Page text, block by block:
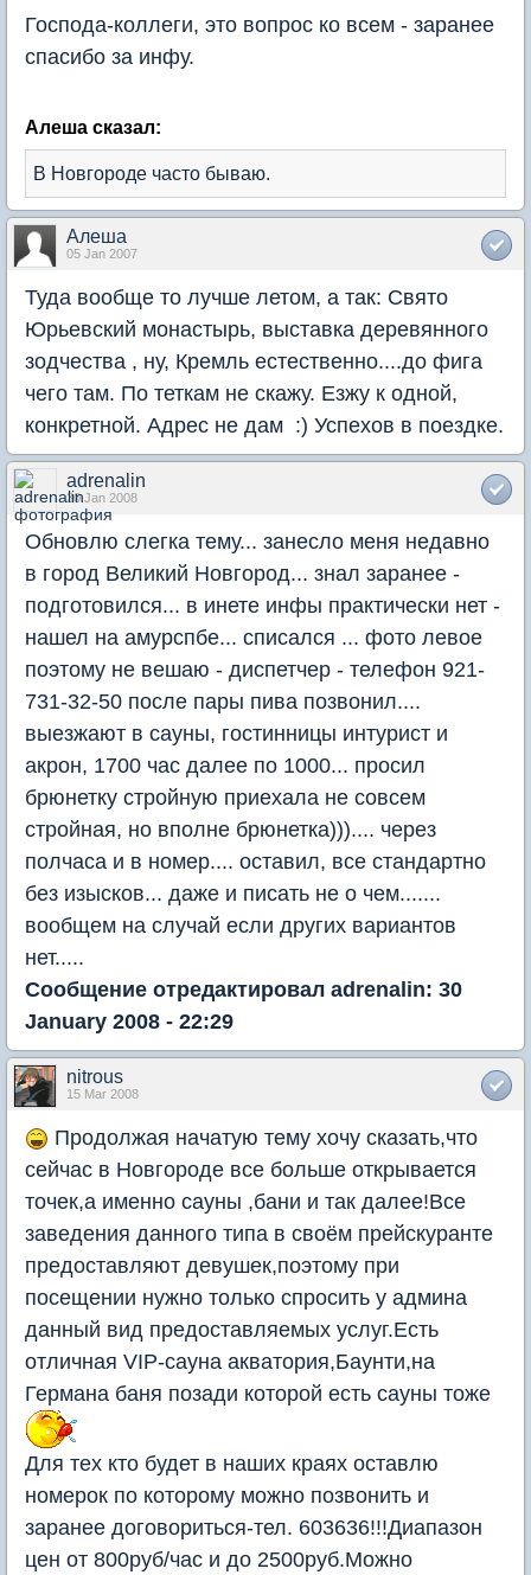
Господа-коллеги, это вопрос ко всем - заранее
спасибо за инфу.
Алеша сказал:
В Новгороде часто бываю.
Алеша
05 Jan 2007
Туда вообще то лучше летом, а так: Свято
Юрьевский монастырь, выставка деревянного
зодчества , ну, Кремль естественно....до фига
чего там. По теткам не скажу. Езжу к одной,
конкретной. Адрес не дам :) Успехов в поездке.
adrenalin
30 Jan 2008
Обновлю слегка тему... занесло меня недавно
в город Великий Новгород... знал заранее -
подготовился... в инете инфы практически нет -
нашел на амурспбе... списался ... фото левое
поэтому не вешаю - диспетчер - телефон 921-
731-32-50 после пары пива позвонил....
выезжают в сауны, гостинницы интурист и
акрон, 1700 час далее по 1000... просил
брюнетку стройную приехала не совсем
стройная, но вполне брюнетка))).... через
полчаса и в номер.... оставил, все стандартно
без изысков... даже и писать не о чем.......
вообщем на случай если других вариантов
нет.....
Сообщение отредактировал adrenalin: 30
January 2008 - 22:29
nitrous
15 Mar 2008
Продолжая начатую тему хочу сказать,что
сейчас в Новгороде все больше открывается
точек,а именно сауны ,бани и так далее!Все
заведения данного типа в своём прейскуранте
предоставляют девушек,поэтому при
посещении нужно только спросить у админа
данный вид предоставляемых услуг.Есть
отличная VIP-сауна акватория,Баунти,на
Германа баня позади которой есть сауны тоже
Для тех кто будет в наших краях оставлю
номерок по которому можно позвонить и
заранее договориться-тел. 603636!!!Диапазон
цен от 800руб/час и до 2500руб.Можно